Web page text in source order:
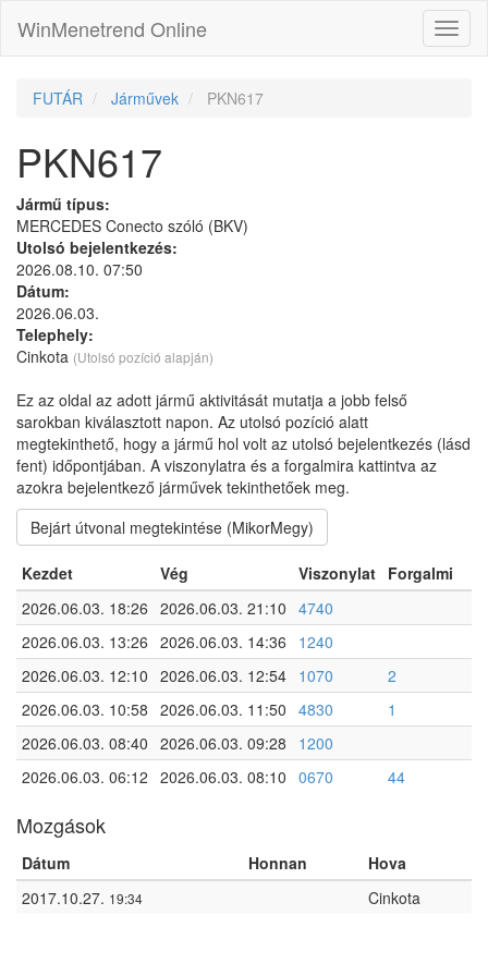
WinMenetrend Online
FUTÁR Járművek PKN617
PKN617
Jármű típus:
MERCEDES Conecto szóló (BKV)
Utolsó bejelentkezés:
2026.08.10. 07:50
Dátum:
2026.06.03.
Telephely:
Cinkota (Utolsó pozíció alapján)
Ez az oldal az adott jármű aktivitását mutatja a jobb felső
sarokban kiválasztott napon. Az utolsó pozíció alatt
megtekinthető, hogy a jármű hol volt az utolsó bejelentkezés (lásd
fent) időpontjában. A viszonylatra és a forgalmira kattintva az
azokra bejelentkező járművek tekinthetőek meg.
Bejárt útvonal megtekintése (MikorMegy)
Kezdet Vég Viszonylat Forgalmi
2026.06.03. 18:26 2026.06.03. 21:10 4740
2026.06.03. 13:26 2026.06.03. 14:36
1240
2026.06.03. 12:10 2026.06.03. 12:54 1070
2
2026.06.03. 10:58 2026.06.03. 11:50 4830
1
2026.06.03. 08:40 2026.06.03. 09:28
1200
2026.06.03. 06:12 2026.06.03. 08:10 0670 44
Mozgások
Dátum Honnan
Hova
2017.10.27. 19:34 Cinkota